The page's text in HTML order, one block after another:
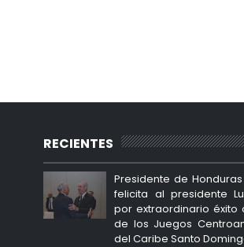
RECIENTES
Presidente de
felicita al presidente
por extraordinario éxito
de los Juegos
del Caribe Santo